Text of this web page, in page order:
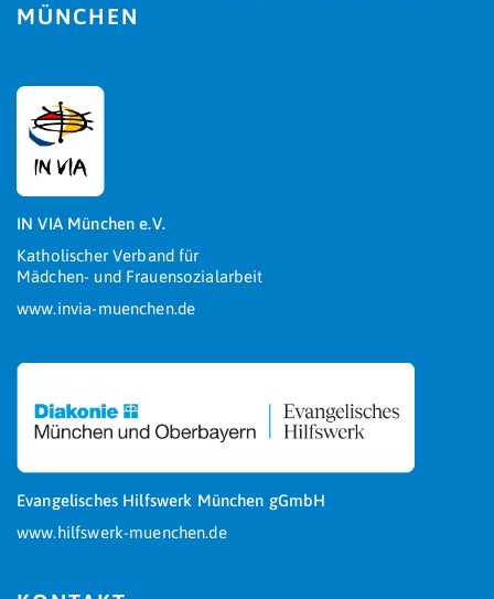
MÜNCHEN
IN VIA München e.V.
Katholischer Verband für
Mädchen- und Frauensozialarbeit
www.invia-muenchen.de
Evangelisches Hilfswerk München gGmbH
www.hilfswerk-muenchen.de